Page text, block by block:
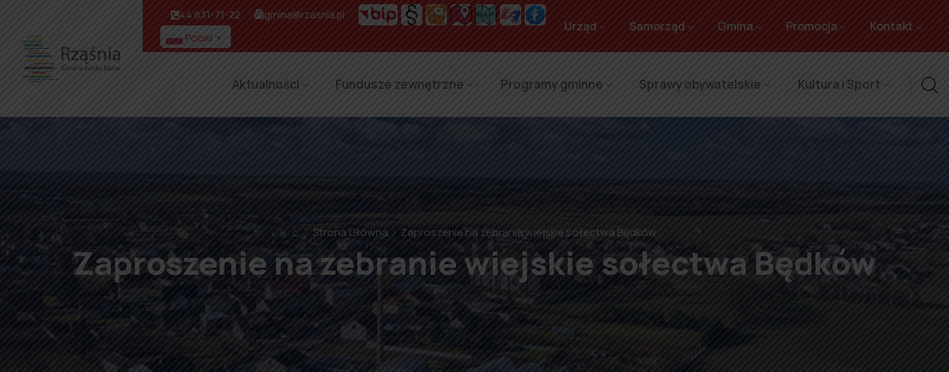
44 631-71-22 gmina@rzasnia.pl
Polski ▼
Urząd Samorząd Gmina Promocja Kontakt
Aktualności Fundusze zewnętrzne Programy gminne Sprawy obywatelskie Kultura i Sport
⌂ Strona Główna Zaproszenie na zebranie wiejskie sołectwa Będków
Zaproszenie na zebranie wiejskie sołectwa Będków